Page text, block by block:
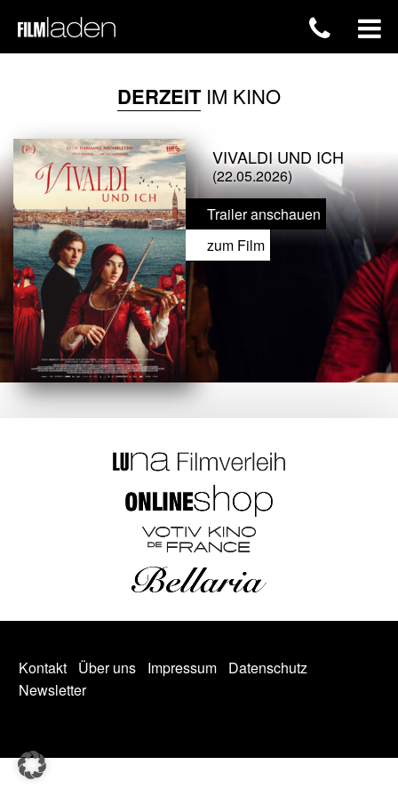
DERZEITIM KINO
VIVALDI UND ICH
(22.05.2026)
Trailer anschauen
zum Film
Kontakt Über uns Impressum
Datenschutz
Newsletter